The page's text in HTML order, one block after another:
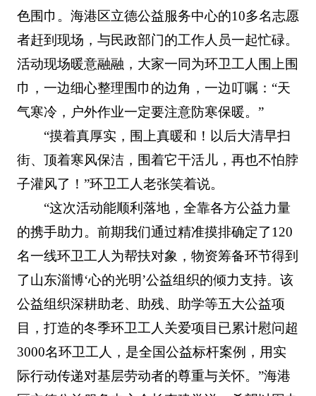
色围巾。海港区立德公益服务中心的10多名志愿
者赶到现场，与民政部门的工作人员一起忙碌。
活动现场暖意融融，大家一同为环卫工人围上围
巾，一边细心整理围巾的边角，一边叮嘱：“天
气寒冷，户外作业一定要注意防寒保暖。”
“摸着真厚实，围上真暖和！以后大清早扫
街、顶着寒风保洁，围着它干活儿，再也不怕脖
子灌风了！”环卫工人老张笑着说。
“这次活动能顺利落地，全靠各方公益力量
的携手助力。前期我们通过精准摸排确定了120
名一线环卫工人为帮扶对象，物资筹备环节得到
了山东淄博‘心的光明’公益组织的倾力支持。该
公益组织深耕助老、助残、助学等五大公益项
目，打造的冬季环卫工人关爱项目已累计慰问超
3000名环卫工人，是全国公益标杆案例，用实
际行动传递对基层劳动者的尊重与关怀。”海港